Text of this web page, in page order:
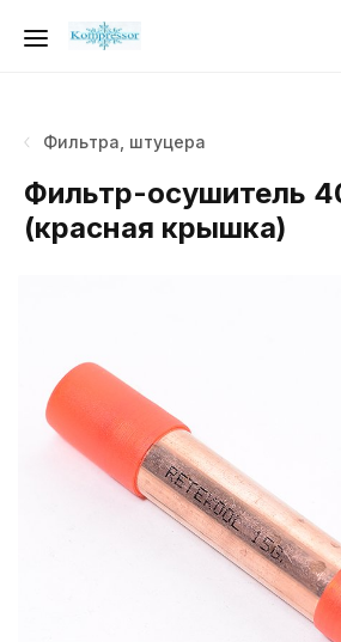
Фильтра, штуцера
Фильтр-осушитель
(красная крышка)